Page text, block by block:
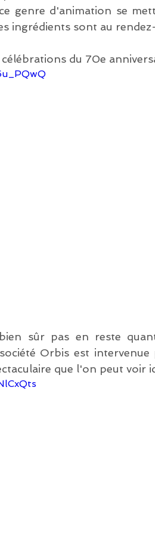
genre d'animation se
ingrédients sont au
du 70e
sûr pas en reste
Orbis est
que l'on peut voir